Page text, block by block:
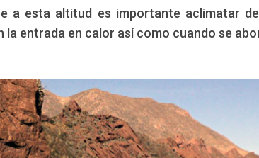
a esta altitud es importante aclimatar
la entrada en calor así como cuando se